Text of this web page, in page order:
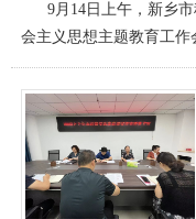
9月14日上午，新乡市
会主义思想主题教育工作